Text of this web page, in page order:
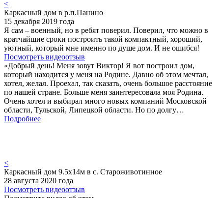
<
Каркасный дом в р.п.Панино
15 декабря 2019 года
Я сам – военный, но в ребят поверил. Поверил, что можно в
кратчайшие сроки построить такой компактный, хороший,
уютный, который мне именно по душе дом. И не ошибся!
Посмотреть видеоотзыв
«Добрый день! Меня зовут Виктор! Я вот построил дом,
который находится у меня на Родине. Давно об этом мечтал,
хотел, желал. Проехал, так сказать, очень большое расстояние
по нашей стране. Больше меня заинтересовала моя Родина.
Очень хотел и выбирал много новых компаний Московской
области, Тульской, Липецкой области. Но по долгу…
Подробнее
<
Каркасный дом 9.5х14м в с. Староживотинное
28 августа 2020 года
Посмотреть видеоотзыв